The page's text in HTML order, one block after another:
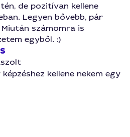
de pozitívan kellene
Legyen bővebb, pár
számomra is
egyből. :)
kellene nekem egy